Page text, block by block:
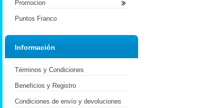
Promocion
Puntos Franco
Información
Términos y Condiciones
Beneficios y Registro
Condiciones de envío y devoluciones